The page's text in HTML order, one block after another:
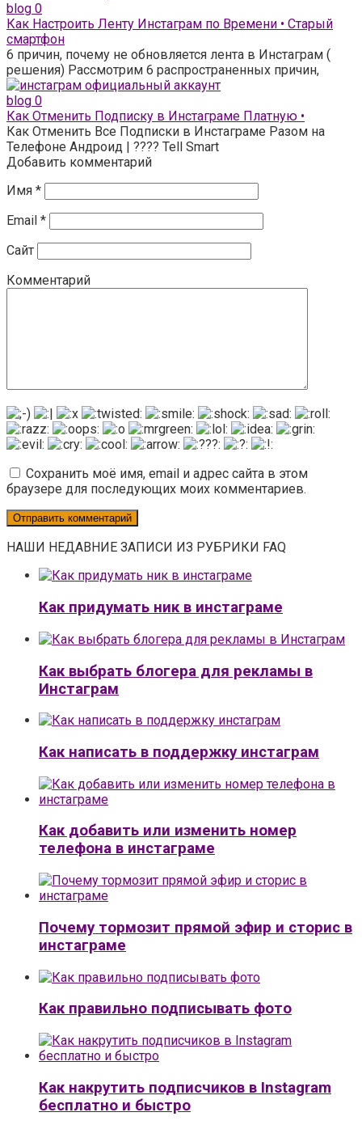
blog 0
Как Настроить Ленту Инстаграм по Времени • Старый
смартфон
6 причин, почему не обновляется лента в Инстаграм (
решения) Рассмотрим 6 распространенных причин,
blog 0
Как Отменить Подписку в Инстаграме Платную •
Как Отменить Все Подписки в Инстаграме Разом на
Телефоне Андроид | ???? Tell Smart
Добавить комментарий
Имя *
Email *
Сайт
Комментарий
Сохранить моё имя, email и адрес сайта в этом
браузере для последующих моих комментариев.
НАШИ НЕДАВНИЕ ЗАПИСИ ИЗ РУБРИКИ FAQ
Как придумать ник в инстаграме
Как выбрать блогера для рекламы в
Инстаграм
Как написать в поддержку инстаграм
Как добавить или изменить номер
телефона в инстаграме
Почему тормозит прямой эфир и сторис в
инстаграме
Как правильно подписывать фото
Как накрутить подписчиков в Instagram
бесплатно и быстро